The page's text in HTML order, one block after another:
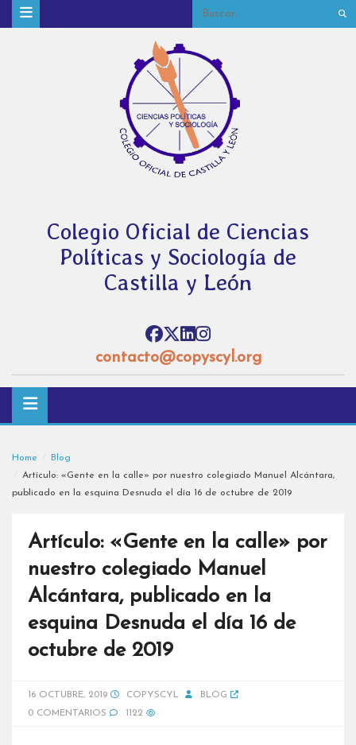
Colegio Oficial de Ciencias
Políticas y Sociología de
Castilla y León
contacto@copyscyl.org
Home
Blog
Artículo: «Gente en la calle» por nuestro colegiado Manuel Alcántara,
publicado en la esquina Desnuda el día 16 de octubre de 2019
Artículo: «Gente en la calle» por
nuestro colegiado Manuel
Alcántara, publicado en la
esquina Desnuda el día 16 de
octubre de 2019
16 OCTUBRE, 2019 COPYSCYL
BLOG
0 COMENTARIOS
1122